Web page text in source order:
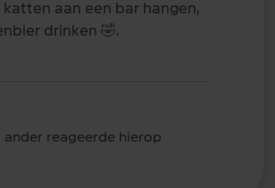
katten aan een bar hangen,
drinken 🤣.
ander reageerde hierop